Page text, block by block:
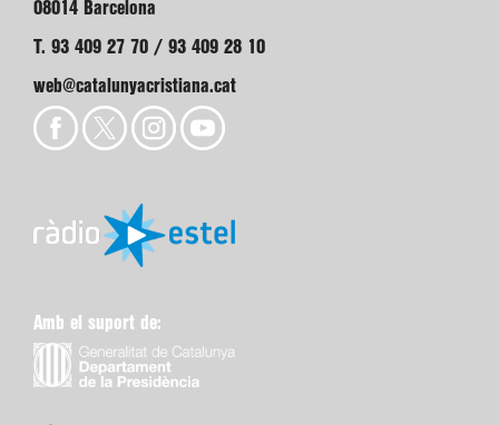
08014 Barcelona
T. 93 409 27 70 / 93 409 28 10
web@catalunyacristiana.cat
Amb el suport de: